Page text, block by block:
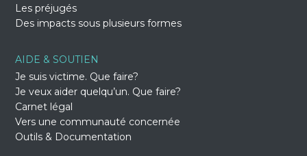
Les préjugés
Des impacts sous plusieurs formes
AIDE & SOUTIEN
Je suis victime. Que faire?
Je veux aider quelqu’un. Que faire?
Carnet légal
Vers une communauté concernée
Outils & Documentation